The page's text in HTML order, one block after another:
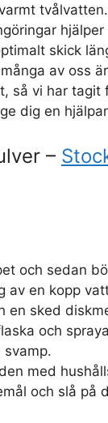
skick
av oss
så vi har tagit
dig en
–
och sedan
av en kopp
en sked
och
svamp.
med
och slå på